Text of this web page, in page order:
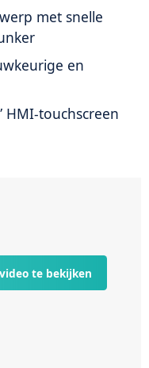
met snelle
en
HMI-touchscreen
te bekijken